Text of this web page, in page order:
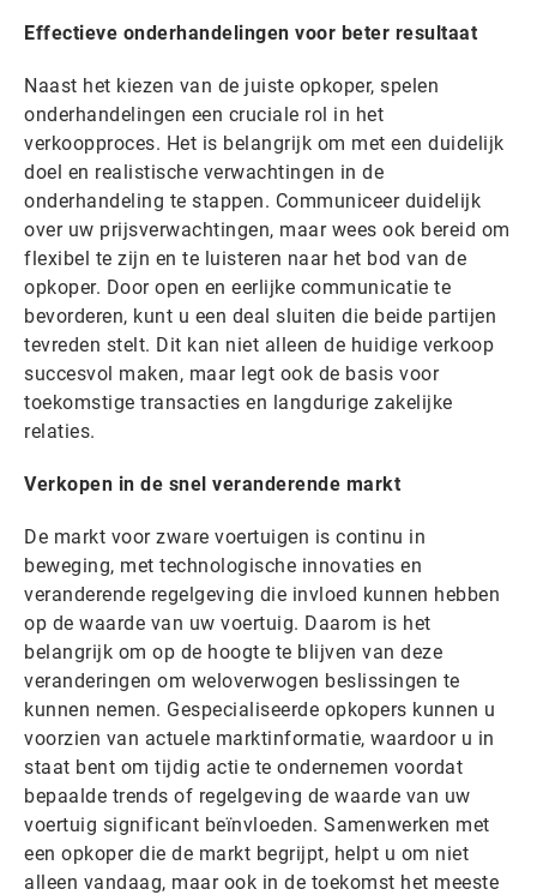
Effectieve onderhandelingen voor beter resultaat
Naast het kiezen van de juiste opkoper, spelen
onderhandelingen een cruciale rol in het
verkoopproces. Het is belangrijk om met een duidelijk
doel en realistische verwachtingen in de
onderhandeling te stappen. Communiceer duidelijk
over uw prijsverwachtingen, maar wees ook bereid om
flexibel te zijn en te luisteren naar het bod van de
opkoper. Door open en eerlijke communicatie te
bevorderen, kunt u een deal sluiten die beide partijen
tevreden stelt. Dit kan niet alleen de huidige verkoop
succesvol maken, maar legt ook de basis voor
toekomstige transacties en langdurige zakelijke
relaties.
Verkopen in de snel veranderende markt
De markt voor zware voertuigen is continu in
beweging, met technologische innovaties en
veranderende regelgeving die invloed kunnen hebben
op de waarde van uw voertuig. Daarom is het
belangrijk om op de hoogte te blijven van deze
veranderingen om weloverwogen beslissingen te
kunnen nemen. Gespecialiseerde opkopers kunnen u
voorzien van actuele marktinformatie, waardoor u in
staat bent om tijdig actie te ondernemen voordat
bepaalde trends of regelgeving de waarde van uw
voertuig significant beïnvloeden. Samenwerken met
een opkoper die de markt begrijpt, helpt u om niet
alleen vandaag, maar ook in de toekomst het meeste